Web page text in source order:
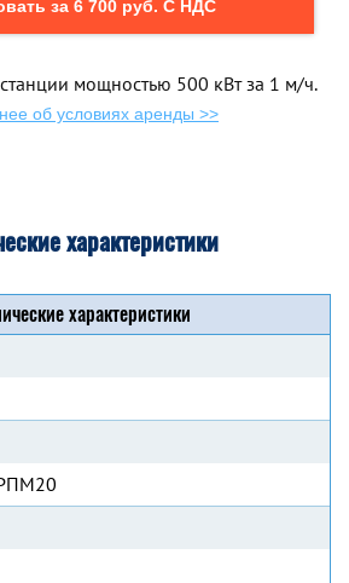
за 6 700 руб. С НДС
мощностью 500 кВт за 1 м/ч.
об условиях аренды >>
характеристики
характеристики